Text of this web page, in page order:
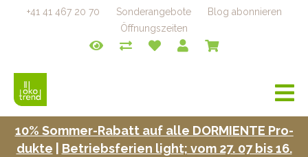
+41 41 467 20 70 Sonderangebote
Blog abonnieren
Öffnungszeiten
a
v
10% Som­mer-Rabatt auf alle DORMIENTE Pro­
duk­te
Betrieb­s­fe­rien light; vom 27. 07 bis 16.